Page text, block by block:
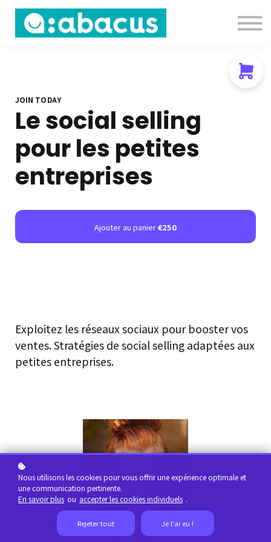
Nous contacter
About us
JOIN TODAY
Le social selling
pour les petites
entreprises
Ajouter au panier€250
Exploitez les réseaux sociaux pour booster vos
ventes. Stratégies de social selling adaptées aux
petites entreprises.
Nous utilisons les cookies pour vous offrir une expérience optimale et
une communication pertinente.
En savoir plus ou accepter les cookies individuels .
Rejeter tout Je l'ai eu !